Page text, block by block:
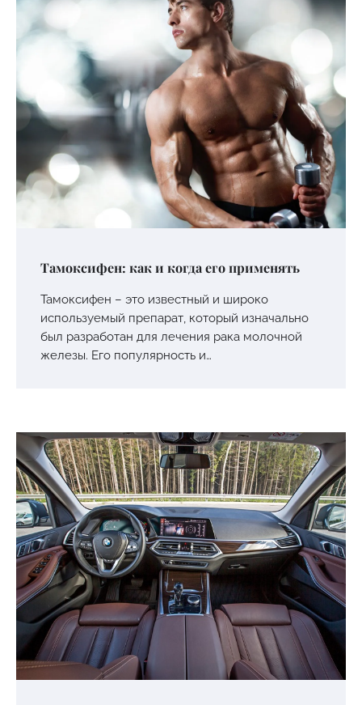
Тамоксифен: как и когда его применять
Тамоксифен – это известный и широко
используемый препарат, который изначально
был разработан для лечения рака молочной
железы. Его популярность и…